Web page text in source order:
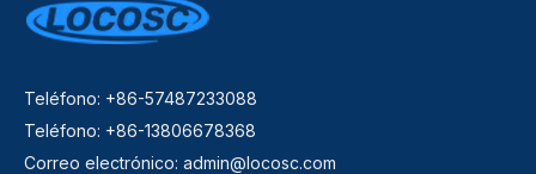
Teléfono: +86-57487233088
Teléfono: +86-13806678368
Correo electrónico: admin@locosc.com